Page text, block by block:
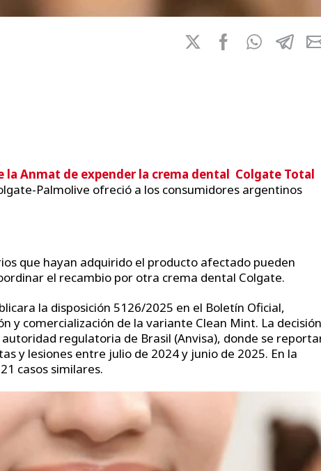
la Anmat de expender la crema dental Colgate Total
Palmolive ofreció a los consumidores argentinos
que hayan adquirido el producto afectado pueden
el recambio por otra crema dental Colgate.
la disposición 5126/2025 en el Boletín Oficial,
y comercialización de la variante Clean Mint. La
regulatoria de Brasil (Anvisa), donde se
y lesiones entre julio de 2024 y junio de 2025. En la
casos similares.